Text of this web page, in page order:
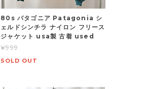
80s パタゴニア Patagonia シ
ェルドシンチラ ナイロン フリース
ジャケット usa製 古着 used
¥999
SOLD OUT